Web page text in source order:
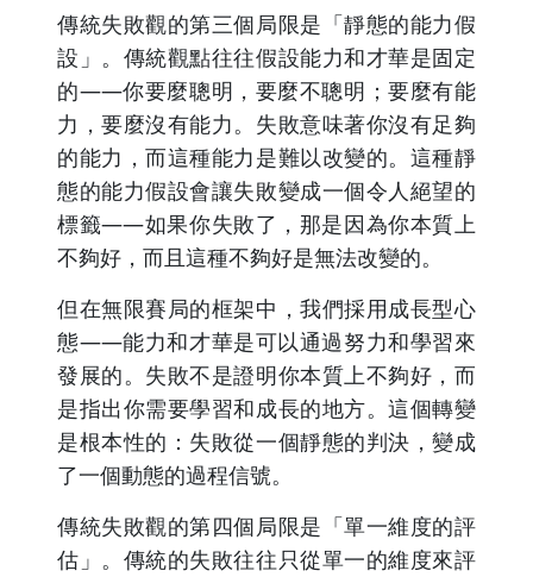
傳統失敗觀的第三個局限是「靜態的能力假
設」。傳統觀點往往假設能力和才華是固定
的——你要麼聰明，要麼不聰明；要麼有能
力，要麼沒有能力。失敗意味著你沒有足夠
的能力，而這種能力是難以改變的。這種靜
態的能力假設會讓失敗變成一個令人絕望的
標籤——如果你失敗了，那是因為你本質上
不夠好，而且這種不夠好是無法改變的。
但在無限賽局的框架中，我們採用成長型心
態——能力和才華是可以通過努力和學習來
發展的。失敗不是證明你本質上不夠好，而
是指出你需要學習和成長的地方。這個轉變
是根本性的：失敗從一個靜態的判決，變成
了一個動態的過程信號。
傳統失敗觀的第四個局限是「單一維度的評
估」。傳統的失敗往往只從單一的維度來評